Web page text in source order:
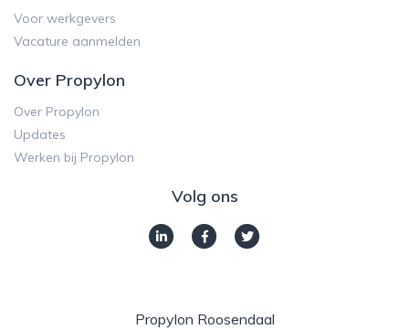
Voor werkgevers
Vacature aanmelden
Over Propylon
Over Propylon
Updates
Werken bij Propylon
Volg ons
Propylon Roosendaal